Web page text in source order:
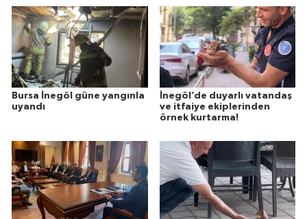
Bursa İnegöl güne yangınla
uyandı
İnegöl’de duyarlı vatandaş
ve itfaiye ekiplerinden
örnek kurtarma!